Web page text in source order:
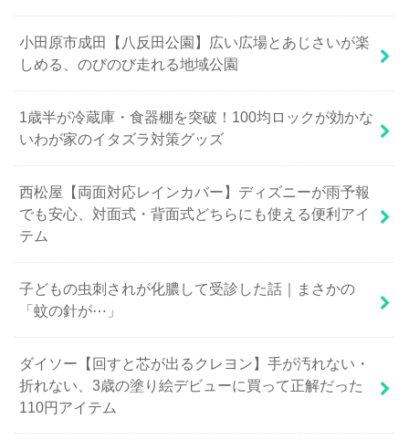
小田原市成田【八反田公園】広い広場とあじさいが楽
しめる、のびのび走れる地域公園
1歳半が冷蔵庫・食器棚を突破！100均ロックが効かな
いわが家のイタズラ対策グッズ
西松屋【両面対応レインカバー】ディズニーが雨予報
でも安心、対面式・背面式どちらにも使える便利アイ
テム
子どもの虫刺されが化膿して受診した話｜まさかの
「蚊の針が⋯」
ダイソー【回すと芯が出るクレヨン】手が汚れない・
折れない、3歳の塗り絵デビューに買って正解だった
110円アイテム